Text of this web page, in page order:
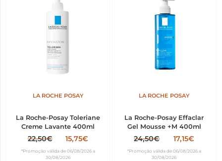
LA ROCHE POSAY
La Roche-Posay Toleriane
Creme Lavante 400ml
22,50€ 15,75€
*Promoção válida de 06/08/2026 a
30/08/2026
LA ROCHE POSAY
La Roche-Posay Effaclar
Gel Mousse +M 400ml
24,50€ 17,15€
*Promoção válida de 06/08/2026 a
30/08/2026